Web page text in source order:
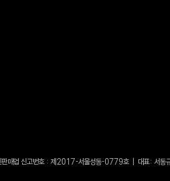
업 신고번호 : 제2017-서울성동-0779호 | 대표: 서동